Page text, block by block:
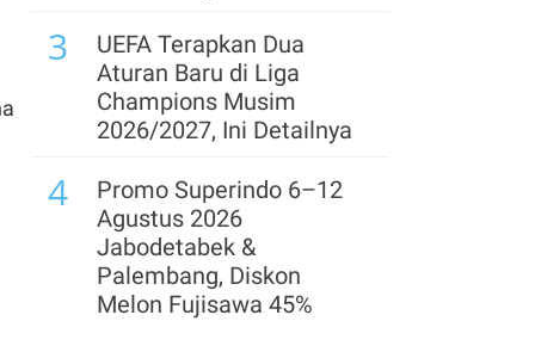
8
Amartha Sebut
Penguatan Modal Jadi
Fondasi Keberlanjutan
Industri Fintech Lending
9
BNI Kantongi Dana SAL
Rp 18,5 Triliun dari
Pemerintah
ACC Melihat Peluang
3
UEFA Terapkan Dua
Aturan Baru di Liga
Champions Musim
2026/2027, Ini Detailnya
4
Promo Superindo 6–12
Agustus 2026
Jabodetabek &
Palembang, Diskon
Melon Fujisawa 45%